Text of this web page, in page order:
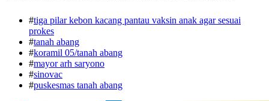
#tiga pilar kebon kacang pantau vaksin anak agar sesuai
prokes
#tanah abang
#koramil 05/tanah abang
#mayor arh saryono
#sinovac
#puskesmas tanah abang